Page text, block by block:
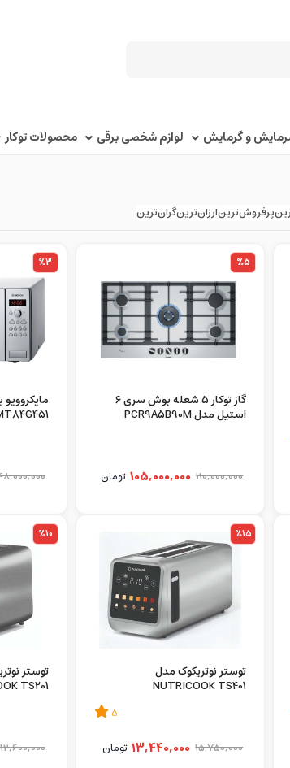
و گرمایش لوازم شخصی برقی محصولات توکار
پرفروش‌ترینارزان‌ترینگران‌ترین
%5
گاز توکار ۵ شعله بوش سری 6
استیل مدل PCR9A5B90M
110,000,000
105,000,000 تومان
%3
%15
توستر نوتریکوک مدل
NUTRICOOK TS401
5
15,750,000
13,440,000 تومان
%10
توستر
TS201
12,600,000